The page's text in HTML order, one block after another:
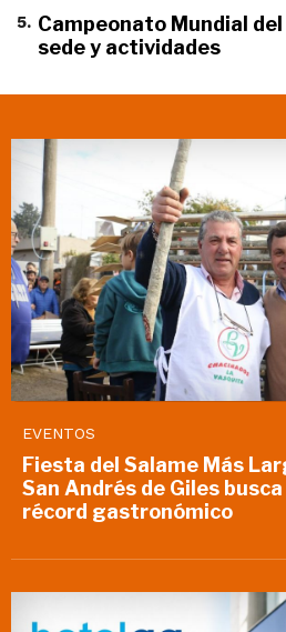
5. Campeonato Mundial
sede y actividades
EVENTOS
Fiesta del Salame Más
San Andrés de Giles
récord gastronómico